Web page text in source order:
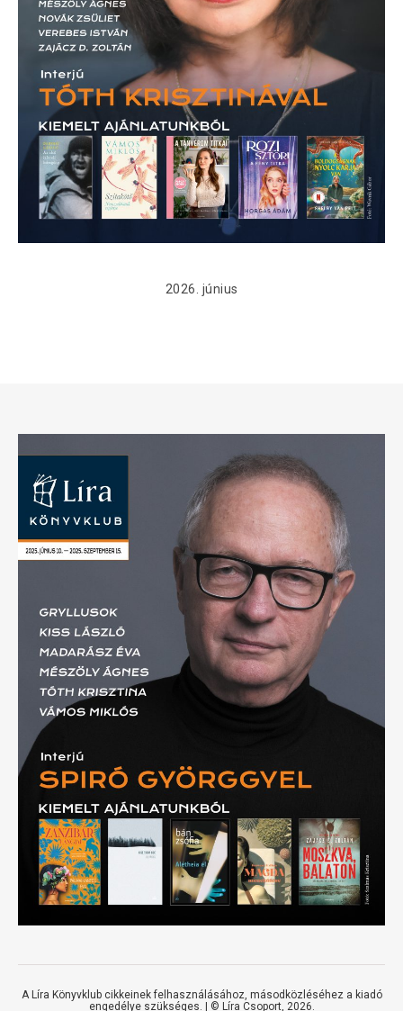
2026. június
A Líra Könyvklub cikkeinek felhasználásához, másodközléséhez a kiadó
engedélye szükséges. | © Líra Csoport, 2026.